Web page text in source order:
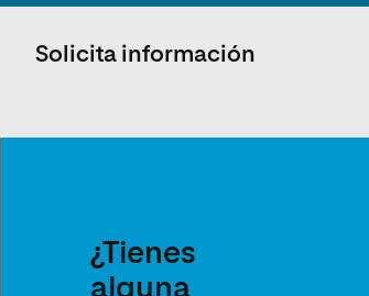
Solicita información
¿Tienes
alguna